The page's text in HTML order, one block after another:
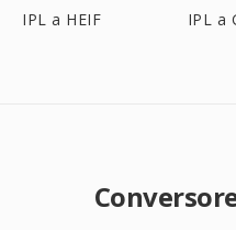
IPL a HEIF IPL a